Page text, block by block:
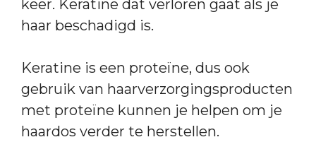
keer. Keratine dat verloren gaat als je
haar beschadigd is.
Keratine is een proteïne, dus ook
gebruik van haarverzorgingsproducten
met proteïne kunnen je helpen om je
haardos verder te herstellen.